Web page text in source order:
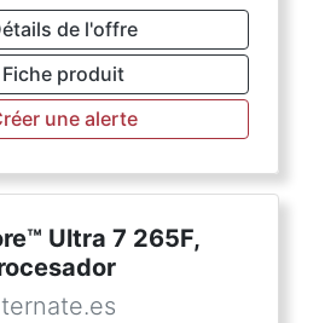
de l'offre
Fiche produit
une alerte
Ultra 7 265F,